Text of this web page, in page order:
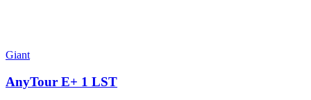
Giant
AnyTour E+ 1 LST